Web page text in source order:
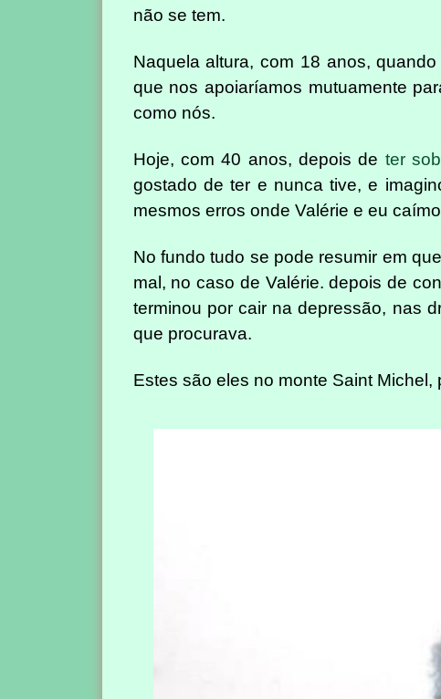
não se tem.
Naquela altura, com 18 anos, quando
que nos apoiaríamos mutuamente
como nós.
Hoje, com 40 anos, depois de ter
gostado de ter e nunca tive, e
mesmos erros onde Valérie e eu
No fundo tudo se pode resumir em
mal, no caso de Valérie. depois de
terminou por cair na depressão, nas
que procurava.
Estes são eles no monte Saint Michel,